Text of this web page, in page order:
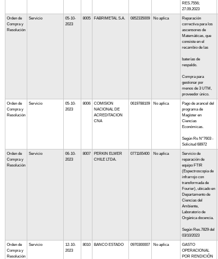
RES.7556;
27.09.2023
Orden de
Compra y
Resolución
Servicio
05-10-
2023
8005 FABRIMETAL S.A. 0852335009 No aplica
Reparación
correctiva para los
ascensores de
Matemáticas, que
consiste en el
recambio de las
baterías de
respaldo.
Compra para
gestionar por
menos de 3 UTM,
proveedor único.
Orden de
Compra y
Resolución
Servicio
05-10-
2023
8006
COMISION
NACIONAL DE
ACREDITACION
CNA
0619788109 No aplica
Pago de arancel del
programa de
Magíster en
Ciencias
Económicas.
Según Rs N°7603 -
Solicitud 68972
Orden de
Compra y
Resolución
Servicio
06-10-
2023
8007
PERKIN ELMER
CHILE LTDA.
0771165400 No aplica
Servicio de
reparación de
equipo FTIR
(Espectroscopia de
infrarrojo con
transformada de
Fourier), ubicado en
Departamento de
Ciencias del
Ambiente,
Laboratorio de
Orgánica docencia.
Según Res.7829 del
03/10/2023
Orden de
Compra y
Resolución
Servicio
12-10-
2023
8010 BANCO ESTADO 0970300007 No aplica
GASTO
OPERACIONAL
POR RENDICIÓN